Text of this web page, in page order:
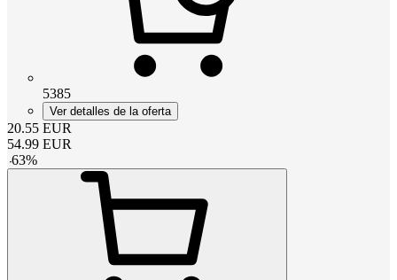
5385
Ver detalles de la oferta
20.55 EUR
54.99 EUR
-63%